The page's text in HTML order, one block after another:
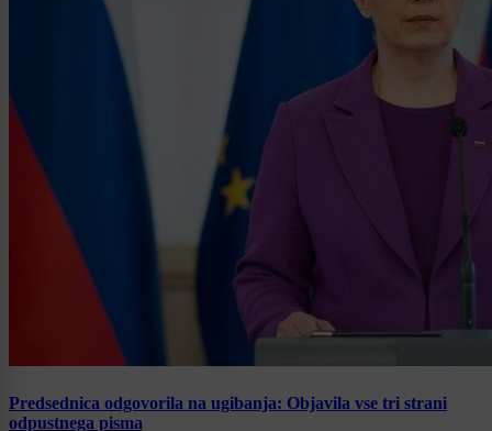
Predsednica odgovorila na ugibanja: Objavila vse tri strani
odpustnega pisma